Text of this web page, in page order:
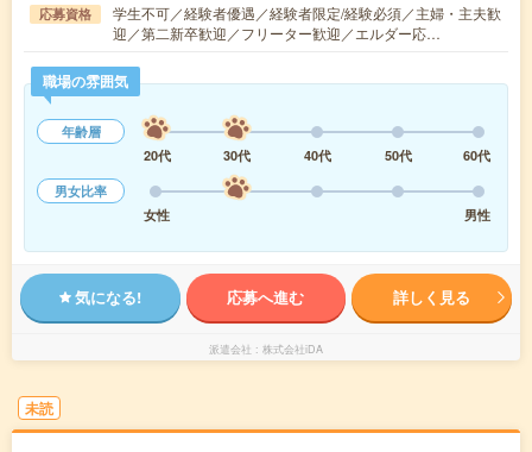
応募資格
学生不可／経験者優遇／経験者限定/経験必須／主婦・主夫歓
迎／第二新卒歓迎／フリーター歓迎／エルダー応…
職場の雰囲気
年齢層
20代
30代 40代 50代
60代
男女比率
女性
男性
気になる! 応募へ進む 詳しく見る
派遣会社 株式会社iDA
未読